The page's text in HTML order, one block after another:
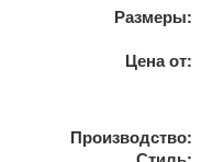
Размеры:
Цена от:
Производство: